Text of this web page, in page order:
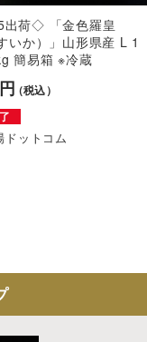
出荷◇ 「金色羅皇
いか）」山形県産 L 1
簡易箱 ※冷蔵
（税込）
ドットコム